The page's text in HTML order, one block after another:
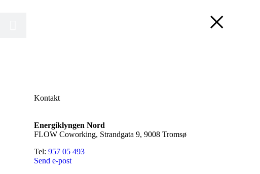
Kontakt
Energiklyngen Nord
FLOW Coworking, Strandgata 9, 9008 Tromsø
Tel: 957 05 493
Send e-post